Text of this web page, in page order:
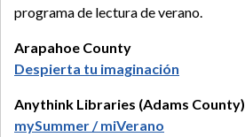
programa de lectura de verano.
Arapahoe County
Despierta tu imaginación
Anythink Libraries (Adams County)
mySummer / miVerano